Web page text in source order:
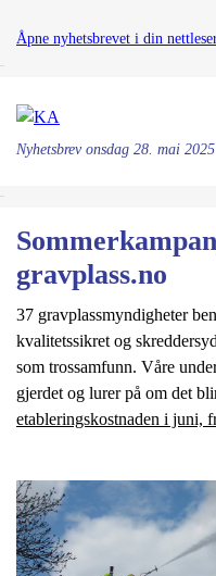
Åpne nyhetsbrevet i din
Nyhetsbrev onsdag 28. mai 2025
gravplass.no
37 gravplassmyndigheter
kvalitetssikret og
som trossamfunn. Våre
gjerdet og lurer på om det
etableringskostnaden i juni,